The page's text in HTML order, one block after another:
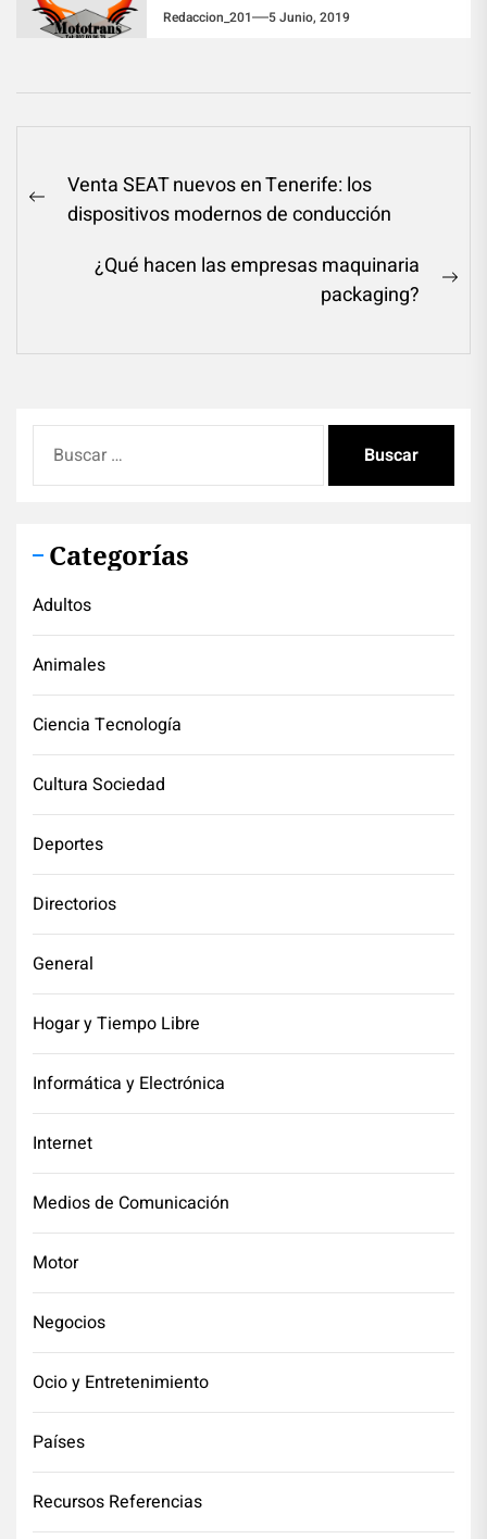
Redaccion_201 5 Junio, 2019
Navegación
dePrevious
Venta SEAT nuevos en Tenerife: los
dispositivos modernos de conducción
¿Qué hacen las empresas maquinaria
packaging?
Categorías
Adultos
Animales
Ciencia Tecnología
Cultura Sociedad
Deportes
Directorios
General
Hogar y Tiempo Libre
Informática y Electrónica
Internet
Medios de Comunicación
Motor
Negocios
Ocio y Entretenimiento
Países
Recursos Referencias